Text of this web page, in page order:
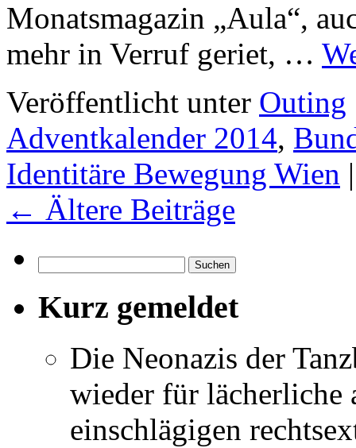
Monatsmagazin „Aula“,
mehr in Verruf geriet, …
Veröffentlicht unter Outing
Adventkalender 2014,
Identitäre Bewegung Wien |
← Ältere Beiträge
nach:
Kurz gemeldet
Die Neonazis der
wieder für lächerliche
einschlägigen